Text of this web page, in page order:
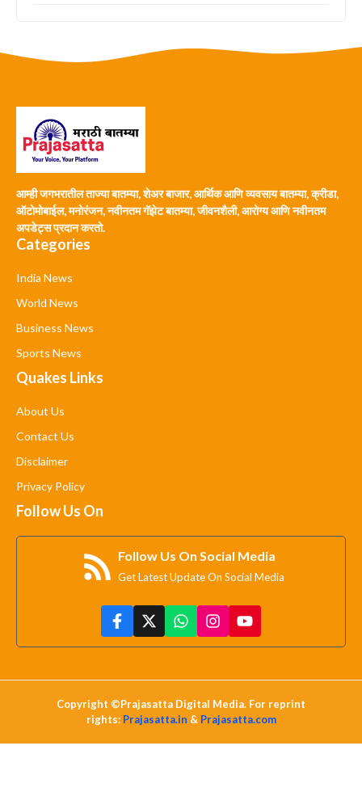
आम्ही जगभरातील ताज्या बातम्या, शेअर बाजार, आर्थिक आणि व्यवसाय बातम्या, क्रीडा,
ऑटोमोबाईल, मनोरंजन, नवीनतम गॅझेट बातम्या, जीवनशैली, आरोग्य आणि नवीनतम
अपडेट्स प्रदान करतो.
Categories
India News
World News
Business News
Sports News
Quakes Links
About Us
Contact Us
Disclaimer
Privacy Policy
Follow Us On
Follow Us On Social Media
Get Latest Update On Social Media
Copyright ©Prajasatta Digital Media. For reprint
rights: Prajasatta.in & Prajasatta.com